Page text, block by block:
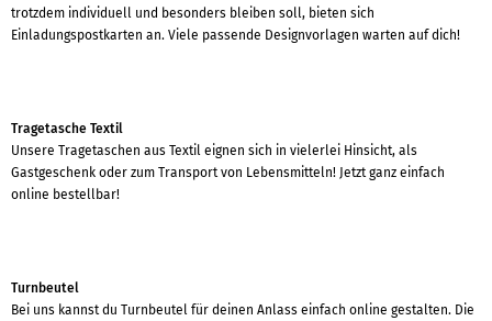
trotzdem individuell und besonders bleiben soll, bieten sich
Einladungspostkarten an. Viele passende Designvorlagen warten auf dich!
Tragetasche Textil
Unsere Tragetaschen aus Textil eignen sich in vielerlei Hinsicht, als
Gastgeschenk oder zum Transport von Lebensmitteln! Jetzt ganz einfach
online bestellbar!
Turnbeutel
Bei uns kannst du Turnbeutel für deinen Anlass einfach online gestalten. Die